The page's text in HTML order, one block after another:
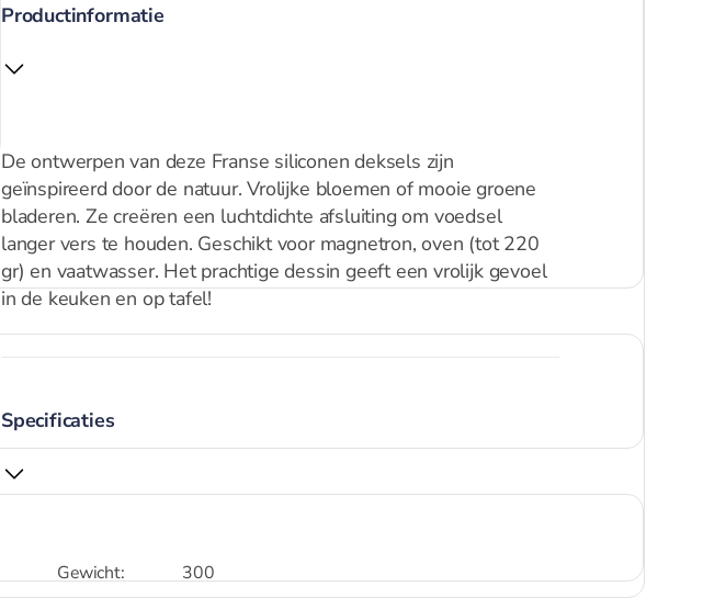
Productinformatie
De ontwerpen van deze Franse siliconen deksels zijn
geïnspireerd door de natuur. Vrolijke bloemen of mooie groene
bladeren. Ze creëren een luchtdichte afsluiting om voedsel
langer vers te houden. Geschikt voor magnetron, oven (tot 220
gr) en vaatwasser. Het prachtige dessin geeft een vrolijk gevoel
in de keuken en op tafel!
Specificaties
Gewicht 300